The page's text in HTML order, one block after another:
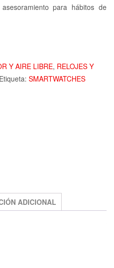
para hábitos de
Y AIRE LIBRE, RELOJES Y
Etiqueta: SMARTWATCHES
ADICIONAL